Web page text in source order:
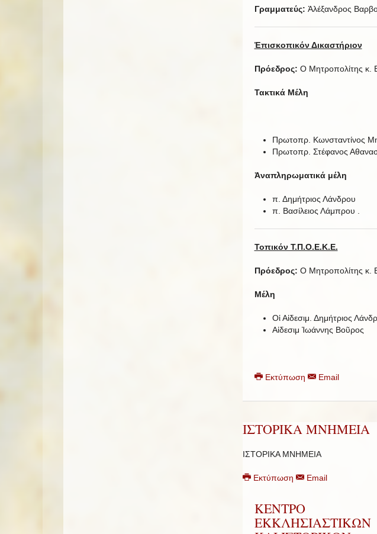
Γραμματεύς: Ἀλέξανδρος
Ἐπισκοπικόν Δικαστήριον
Πρόεδρος: Ο Μητροπολίτης κ.
Τακτικά Μέλη
Πρωτοπρ. Κωνσταντίνος
Πρωτοπρ. Στέφανος
Ἀναπληρωματικά μέλη
π. Δημήτριος Λάνδρου
π. Βασίλειος Λάμπρου .
Τοπικόν Τ.Π.Ο.Ε.Κ.Ε.
Πρόεδρος: Ο Μητροπολίτης κ.
Μέλη
Οἱ Αἰδεσιμ. Δημήτριος
Αἰδεσιμ Ἰωάννης Βοῦρος
Εκτύπωση Email
ΙΣΤΟΡΙΚΑ ΜΝΗΜΕΙΑ
ΙΣΤΟΡΙΚΑ ΜΝΗΜΕΙΑ
Εκτύπωση Email
ΚΕΝΤΡΟ
ΕΚΚΛΗΣΙΑΣΤΙΚΩΝ